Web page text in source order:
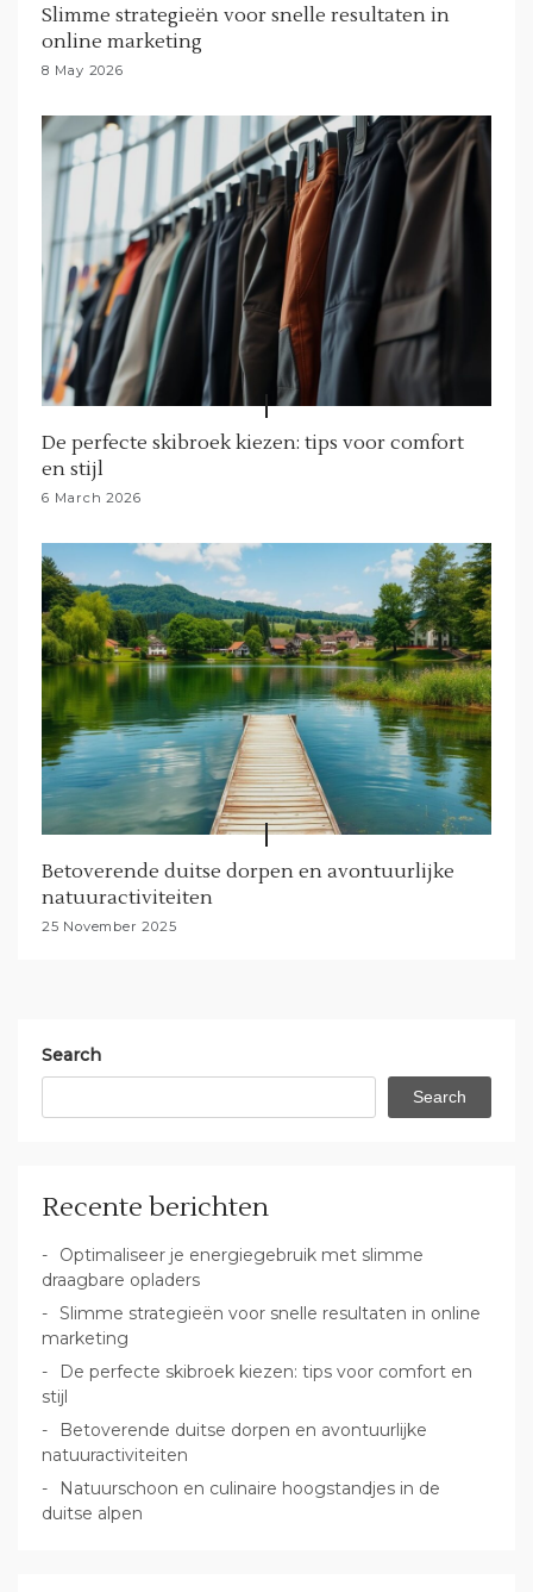
Slimme strategieën voor snelle resultaten in
online marketing
8 May 2026
De perfecte skibroek kiezen: tips voor comfort
en stijl
6 March 2026
Betoverende duitse dorpen en avontuurlijke
natuuractiviteiten
25 November 2025
Search
Search
Recente berichten
Optimaliseer je energiegebruik met slimme
draagbare opladers
Slimme strategieën voor snelle resultaten in online
marketing
De perfecte skibroek kiezen: tips voor comfort en
stijl
Betoverende duitse dorpen en avontuurlijke
natuuractiviteiten
Natuurschoon en culinaire hoogstandjes in de
duitse alpen